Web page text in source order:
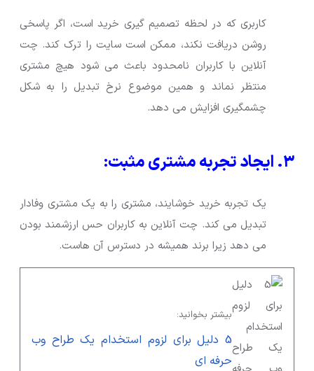
کاربری که در لحظه تصمیم گیری خرید است، اگر پاسخی
روشن دریافت نکند، ممکن است سایت را ترک کند. چت
آنلاین با کاربران نامحدود باعث می شود هیچ مشتری
منتظر نماند و همین موضوع نرخ تبدیل را به شکل
چشمگیری افزایش می دهد.
۳. ایجاد تجربه مشتری مثبت:
یک تجربه خرید خوشایند، مشتری را به یک مشتری وفادار
تبدیل می کند. چت آنلاین به کاربران حس ارزشمند بودن
می دهد زیرا برند همیشه در دسترس آن هاست.
بیشتر بخوانید:
5 دلیل برای لزوم استخدام یک طراح وب
حرفه ای